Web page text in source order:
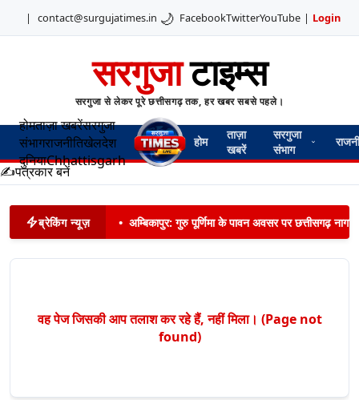
| contact@surgujatimes.in 🌙 FacebookTwitterYouTube | Login
सरगुजाटाइम्स
सरगुजा से लेकर पूरे छत्तीसगढ़ तक, हर खबर सबसे पहले।
होमताज़ा खबरेंसरगुजा
संभागराजनीतिखेलदेश
दुनियाChhattisgarh
होम
ताज़ा
खबरें
सरगुजा
संभाग
✍️पत्रकार बनें
ब्रेकिंग न्यूज़ • अम्बिकापुर: गुरु पूर्णिमा के पावन अवसर पर छत्तीसगढ़
वह पेज जिसकी आप तलाश कर रहे हैं, नहीं मिला। (Page not
found)